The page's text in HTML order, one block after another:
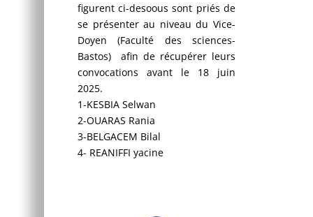
figurent ci-desoous sont priés de
se présenter au niveau du Vice-
Doyen (Faculté des sciences-
Bastos) afin de récupérer leurs
convocations avant le 18 juin
2025.
1-KESBIA Selwan
2-OUARAS Rania
3-BELGACEM Bilal
4- REANIFFI yacine